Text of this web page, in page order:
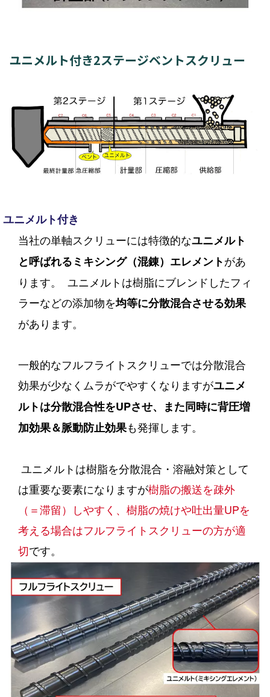
ユニメルト付き2ステージベントスクリュー
ユニメルト付き
当社の単軸スクリューには特徴的なユニメルト
と呼ばれるミキシング（混錬）エレメントがあ
ります。
ユニメルトは樹脂にブレンドしたフィ
ラーなどの添加物を均等に分散混合させる効果
があります。
一般的なフルフライトスクリューでは分散混合
効果が少なくムラがでやすくなりますがユニメ
ルトは分散混合性をUPさせ、また同時に背圧増
加効果＆脈動防止効果も発揮します。
ユニメルトは樹脂を分散混合・溶融対策として
は重要な要素になりますが樹脂の搬送を疎外
（ ＝滞留） しやすく、 樹脂の焼けや吐出量UPを
考える場合はフルフライトスクリューの方が適
切です。